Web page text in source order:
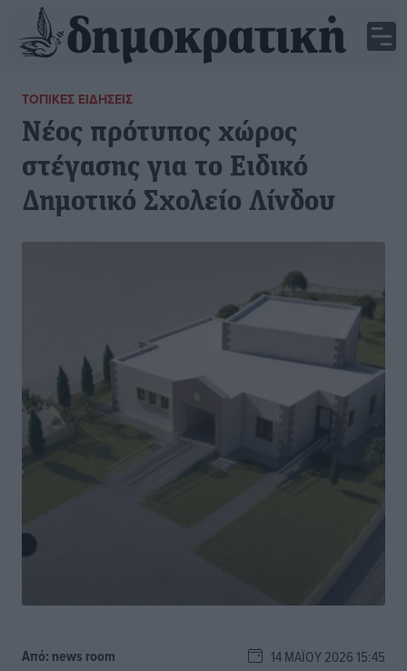
ΤΟΠΙΚΈΣ ΕΙΔΉΣΕΙΣ
Νέος πρότυπος χώρος
στέγασης για το Ειδικό
Δημοτικό Σχολείο Λίνδου
Από: news room 14 ΜΑΪ́ΟΥ 2026 15:45